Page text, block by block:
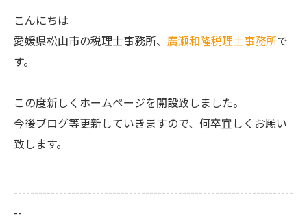
こんにちは
愛媛県松山市の税理士事務所、 廣瀬和隆税理士事務所で
す。
この度新しくホームページを開設致しました。
今後ブログ等更新していきますので、何卒宜しくお願い
致します。
--------------------------------------------------------------------
--